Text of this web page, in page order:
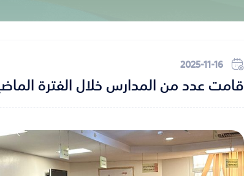
2025-11-16
قامت عدد من المدارس خلال الفترة